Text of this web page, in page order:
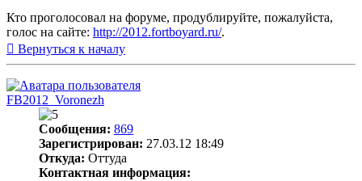
Кто проголосовал на форуме, продублируйте, пожалуйста,
голос на сайте: http://2012.fortboyard.ru/.
Вернуться к началу
FB2012_Voronezh
Сообщения: 869
Зарегистрирован: 27.03.12 18:49
Откуда: Оттуда
Контактная информация: